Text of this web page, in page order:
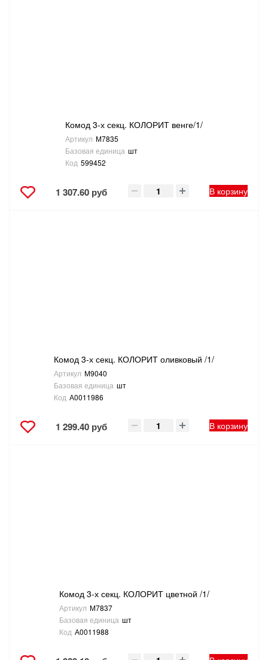
Комод 3-х секц. КОЛОРИТ венге/1/
Артикул М7835
Базовая единица шт
Код 599452
1 307.60 руб В корзину
Комод 3-х секц. КОЛОРИТ оливковый /1/
Артикул М9040
Базовая единица шт
Код А0011986
1 299.40 руб В корзину
Комод 3-х секц. КОЛОРИТ цветной /1/
Артикул М7837
Базовая единица шт
Код А0011988